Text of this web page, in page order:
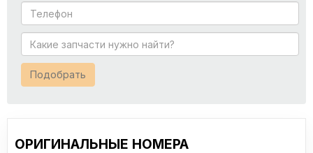
Подобрать
ОРИГИНАЛЬНЫЕ НОМЕРА